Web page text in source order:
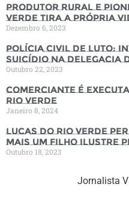
Produtor rural e
Verde tira a própria
Dezembro 6, 2023
Polícia Civil de luto:
suicídio na Delegacia
Outubro 22, 2023
Comerciante é
Rio Verde
Janeiro 8, 2024
Lucas do Rio Verde
mais um filho ilustre
Outubro 18, 2023
Jornalista